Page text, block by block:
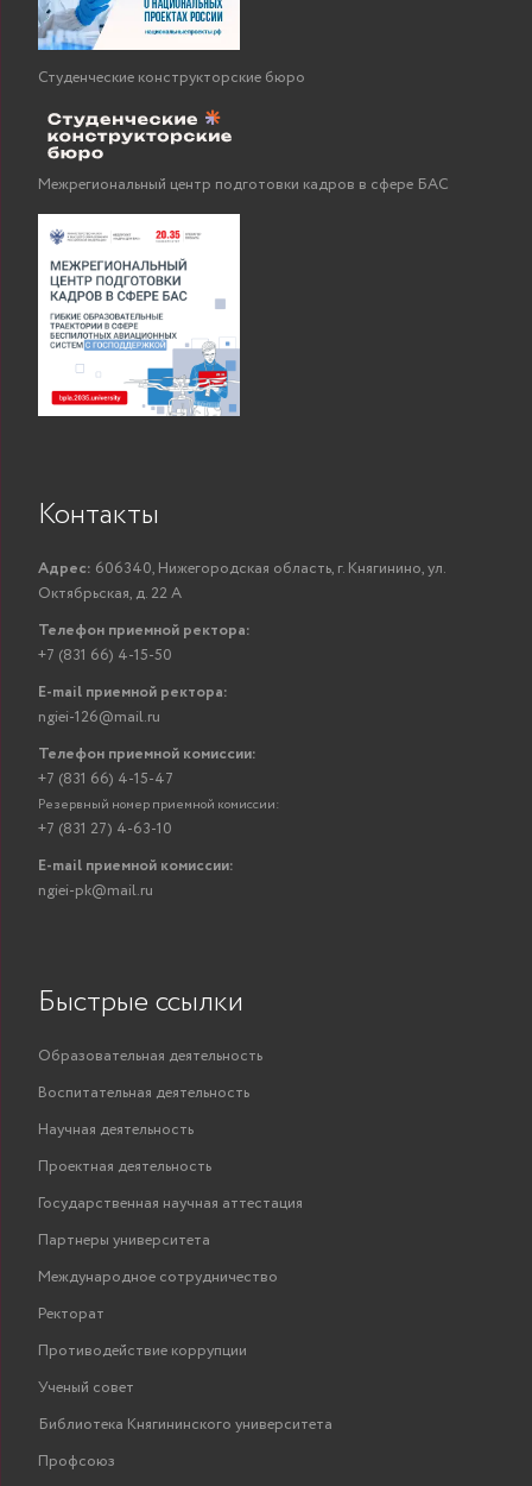
Студенческие конструкторские бюро
Межрегиональный центр подготовки кадров в сфере БАС
Контакты
Адрес: 606340, Нижегородская область, г. Княгинино, ул.
Октябрьская, д. 22 А
Телефон приемной ректора:
+7 (831 66) 4-15-50
E-mail приемной ректора:
ngiei-126@mail.ru
Телефон приемной комиссии:
+7 (831 66) 4-15-47
Резервный номер приемной комиссии:
+7 (831 27) 4-63-10
E-mail приемной комиссии:
ngiei-pk@mail.ru
Быстрые ссылки
Образовательная деятельность
Воспитательная деятельность
Научная деятельность
Проектная деятельность
Государственная научная аттестация
Партнеры университета
Международное сотрудничество
Ректорат
Противодействие коррупции
Ученый совет
Библиотека Княгининского университета
Профсоюз